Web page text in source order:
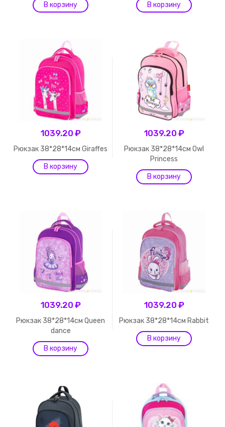
1039.20 ₽
Рюкзак 38*28*14см Giraffes
1039.20 ₽
Рюкзак 38*28*14см Owl
Princess
1039.20 ₽
Рюкзак 38*28*14см Queen
dance
1039.20 ₽
Рюкзак 38*28*14см Rabbit